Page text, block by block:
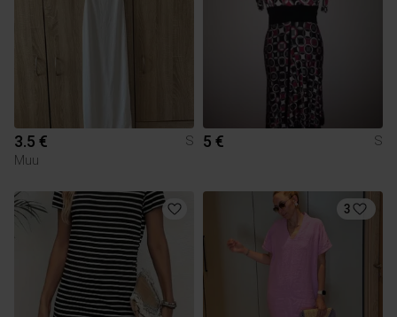
3.5 €
S
Muu
5 € S
3